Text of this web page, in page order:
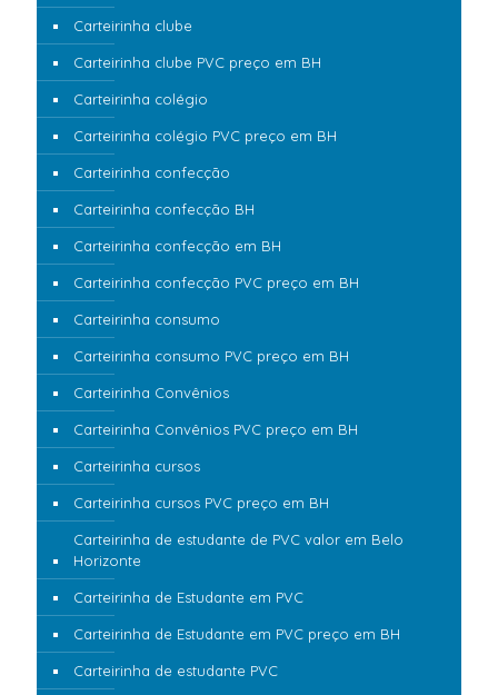
Carteirinha clube
Carteirinha clube PVC preço em BH
Carteirinha colégio
Carteirinha colégio PVC preço em BH
Carteirinha confecção
Carteirinha confecção BH
Carteirinha confecção em BH
Carteirinha confecção PVC preço em BH
Carteirinha consumo
Carteirinha consumo PVC preço em BH
Carteirinha Convênios
Carteirinha Convênios PVC preço em BH
Carteirinha cursos
Carteirinha cursos PVC preço em BH
Carteirinha de estudante de PVC valor em Belo
Horizonte
Carteirinha de Estudante em PVC
Carteirinha de Estudante em PVC preço em BH
Carteirinha de estudante PVC